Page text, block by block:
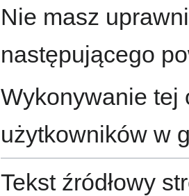
do
do
Nie masz
następującego
Wykonywanie tej
użytkowników w
Tekst źródłowy